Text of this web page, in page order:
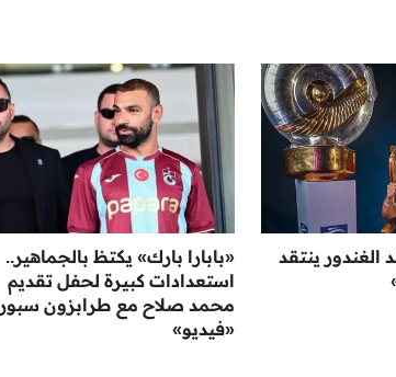
الغندور ينتقد
«بابارا بارك» يكتظ بالجماهير..
استعدادات كبيرة لحفل تقديم
محمد صلاح مع طرابزون سبور
«فيديو»